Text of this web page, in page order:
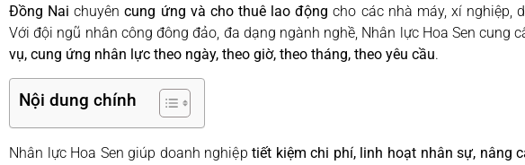
Đồng Nai chuyêncung ứng và cho thuê lao động cho các nhà máy, xí nghiệp,
Với đội ngũ nhân công đông đảo, đa dạng ngành nghề, Nhân lực Hoa Sen cung
vụ, cung ứng nhân lực theo ngày, theo giờ, theo tháng, theo yêu cầu.
Nội dung chính
Nhân lực Hoa Sen giúp doanh nghiệptiết kiệm chi phí, linh hoạt nhân sự, nâng